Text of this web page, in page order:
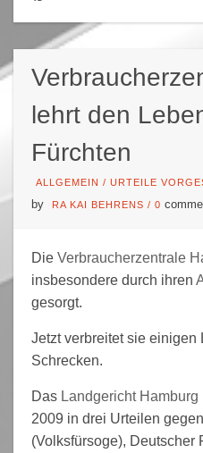
lehrt den
Fürchten
ALLGEMEIN / URTEILE
by
RA KAI BEHRENS / 0
Die Verbraucherzentrale
insbesondere durch ihren
gesorgt.
Jetzt verbreitet sie einigen
Schrecken.
Das Landgericht Hamburg
2009 in drei Urteilen
(Volksfürsoge), Deutscher